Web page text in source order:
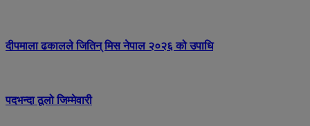
दीपमाला ढकालले जितिन् मिस नेपाल २०२६ को उपाधि
पदभन्दा ठूलो जिम्मेवारी